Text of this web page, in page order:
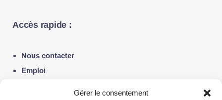
Gérer le consentement
Accès rapide :
Nous contacter
Emploi